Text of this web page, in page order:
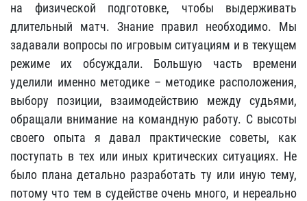
на физической подготовке, чтобы выдерживать
длительный матч. Знание правил необходимо. Мы
задавали вопросы по игровым ситуациям и в текущем
режиме их обсуждали. Большую часть времени
уделили именно методике – методике расположения,
выбору позиции, взаимодействию между судьями,
обращали внимание на командную работу. С высоты
своего опыта я давал практические советы, как
поступать в тех или иных критических ситуациях. Не
было плана детально разработать ту или иную тему,
потому что тем в судействе очень много, и нереально